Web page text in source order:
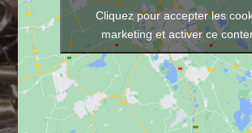
Cliquez pour accepter les
marketing et activer ce